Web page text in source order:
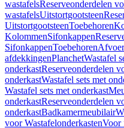
wastafelsReserveonderdelen
wastafelsUitstortgootsteen
UitstortgootsteenToebehoren
KolommenSifonkappen
SifonkappenToebehoren
afdekkingenPlanchetWastafel
onderkastReserveonderdelen
onderkastWastafel sets met
Wastafel sets met onderkast
onderkastReserveonderdelen
onderkastBadkamermeubilair
voor WastafelonderkastenVoor